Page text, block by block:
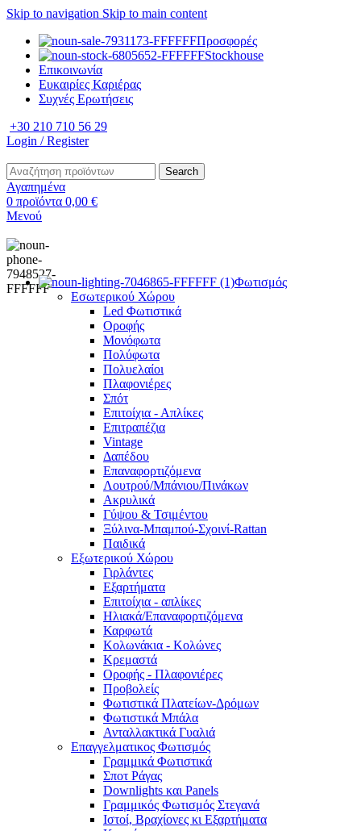
Skip to navigation Skip to main content
Προσφορές
Stockhouse
Επικοινωνία
Ευκαιρίες Καριέρας
Συχνές Ερωτήσεις
+30 210 710 56 29
Login / Register
Search
Αγαπημένα
0 προϊόντα 0,00 €
Μενού
Φωτισμός
Εσωτερικού Χώρου
Led Φωτιστικά
Οροφής
Μονόφωτα
Πολύφωτα
Πολυελαίοι
Πλαφονιέρες
Σπότ
Επιτοίχια - Απλίκες
Επιτραπέζια
Vintage
Δαπέδου
Επαναφορτιζόμενα
Λουτρού/Μπάνιου/Πινάκων
Ακρυλικά
Γύψου & Τσιμέντου
Ξύλινα-Μπαμπού-Σχοινί-Rattan
Παιδικά
Εξωτερικού Χώρου
Γιρλάντες
Εξαρτήματα
Επιτοίχια - απλίκες
Ηλιακά/Επαναφορτιζόμενα
Καρφωτά
Κολωνάκια - Κολώνες
Κρεμαστά
Οροφής - Πλαφονιέρες
Προβολείς
Φωτιστικά Πλατείων-Δρόμων
Φωτιστικά Μπάλα
Ανταλλακτικά Γυαλιά
Επαγγελματικος Φωτισμός
Γραμμικά Φωτιστικά
Σποτ Ράγας
Downlights και Panels
Γραμμικός Φωτισμός Στεγανά
Ιστοί, Βραχίονες κι Εξαρτήματα